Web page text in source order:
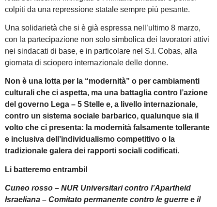
colpiti da una repressione statale sempre più pesante.
Una solidarietà che si è già espressa nell’ultimo 8 marzo,
con la partecipazione non solo simbolica dei lavoratori attivi
nei sindacati di base, e in particolare nel S.I. Cobas, alla
giornata di sciopero internazionale delle donne.
Non è una lotta per la “modernità” o per cambiamenti
culturali che ci aspetta, ma una battaglia contro l’azione
del governo Lega – 5 Stelle e, a livello internazionale,
contro un sistema sociale barbarico, qualunque sia il
volto che ci presenta: la modernità falsamente tollerante
e inclusiva dell’individualismo competitivo o la
tradizionale galera dei rapporti sociali codificati.
Li batteremo entrambi!
Cuneo rosso – NUR Universitari contro l’Apartheid
Israeliana – Comitato permanente contro le guerre e il